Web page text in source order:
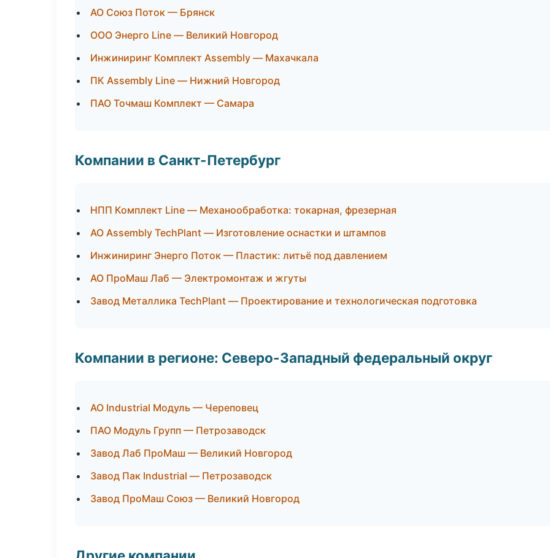
АО Союз Поток — Брянск
ООО Энерго Line — Великий Новгород
Инжиниринг Комплект Assembly — Махачкала
ПК Assembly Line — Нижний Новгород
ПАО Точмаш Комплект — Самара
Компании в Санкт-Петербург
НПП Комплект Line — Механообработка: токарная, фрезерная
АО Assembly TechPlant — Изготовление оснастки и штампов
Инжиниринг Энерго Поток — Пластик: литьё под давлением
АО ПроМаш Лаб — Электромонтаж и жгуты
Завод Металлика TechPlant — Проектирование и технологическая подготовка
Компании в регионе: Северо-Западный федеральный округ
АО Industrial Модуль — Череповец
ПАО Модуль Групп — Петрозаводск
Завод Лаб ПроМаш — Великий Новгород
Завод Пак Industrial — Петрозаводск
Завод ПроМаш Союз — Великий Новгород